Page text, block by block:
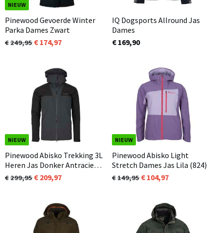
NIEUW
Pinewood Gevoerde Winter
Parka Dames Zwart
249,95 174,97
IQ Dogsports Allround Jas
Dames
€ 169,90
NIEUW
Pinewood Abisko Trekking 3L
Heren Jas Donker Antraciet /
Zwart (446)
299,95 209,97
NIEUW
Pinewood Abisko Light
Stretch Dames Jas Lila (824)
149,95 104,97